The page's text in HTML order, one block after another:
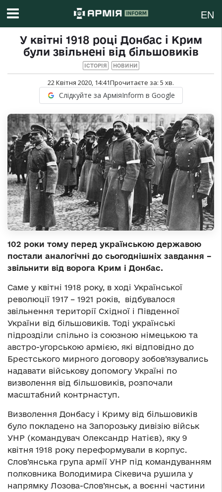
EN
У квітні 1918 році Донбас і Крим
були звільнені від більшовиків
ІСТОРІЯ НОВИНИ
22 Квітня 2020, 14:41Прочитаєте за: 5 хв.
Слідкуйте за АрміяInform в Google
102 роки тому перед українською державою
постали аналогічні до сьогоднішніх завдання –
звільнити від ворога Крим і Донбас.
Саме у квітні 1918 року, в ході Української
революції 1917 – 1921 років, відбувалося
звільнення території Східної і Південної
України від більшовиків. Тоді українські
підрозділи спільно із союзною німецькою та
австро-угорською армією, які відповідно до
Брестського мирного договору зобов’язувались
надавати військову допомогу Україні по
визволення від більшовиків, розпочали
масштабний контрнаступ.
Визволення Донбасу і Криму від більшовиків
було покладено на Запорозьку дивізію військ
УНР (командувач Олександр Натієв), яку 9
квітня 1918 року переформували в корпус.
Слов’янська група армії УНР під командуванням
полковника Володимира Сікевича рушила у
напрямку Лозова-Слов’янськ, а воєнні частини